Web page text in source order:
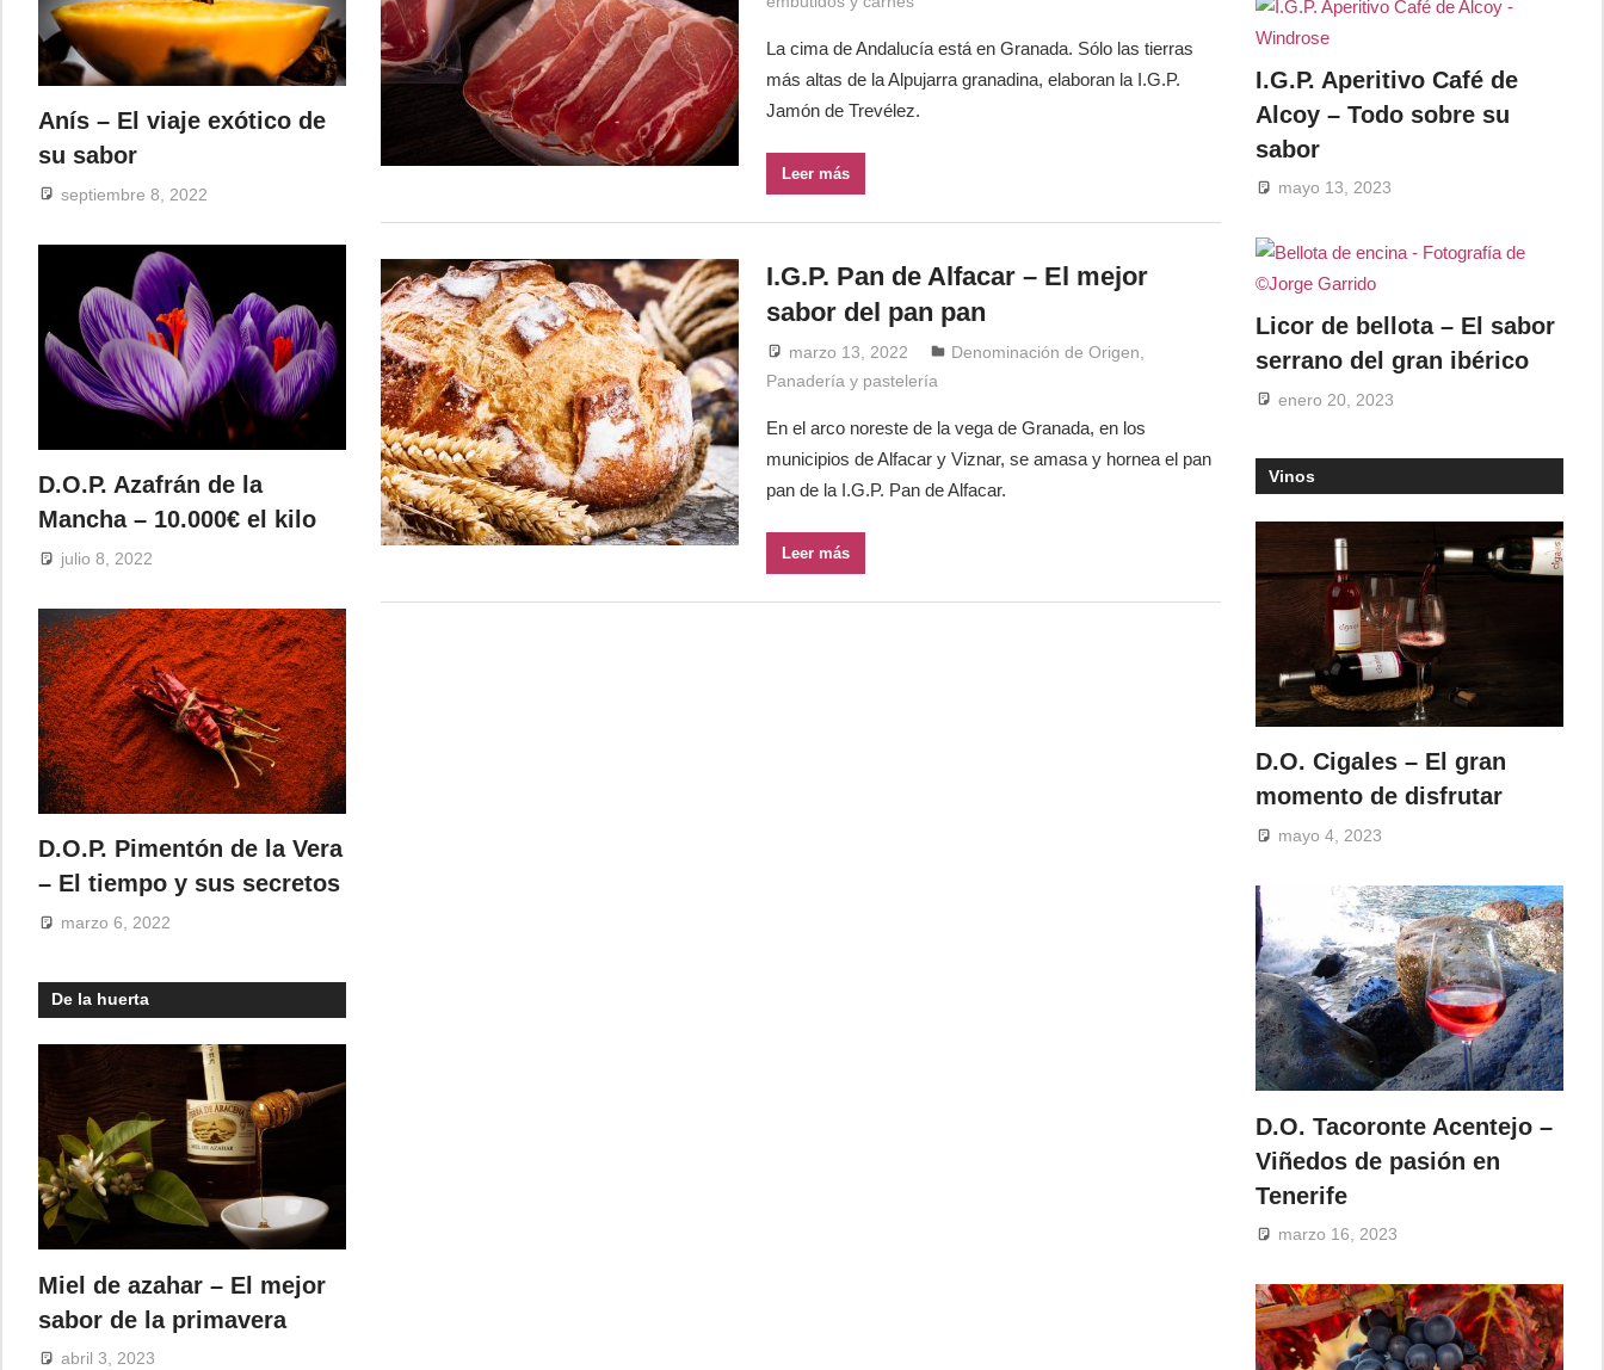
La cima de Andalucía está en Granada. Sólo las tierras
más altas de la Alpujarra granadina, elaboran la I.G.P.
Jamón de Trevélez.
Leer más
I.G.P. Pan de Alfacar – El mejor
sabor del pan pan
marzo 13, 2022 Windrose
Denominación de Origen
Panadería y pastelería
En el arco noreste de la vega de Granada, en los
municipios de Alfacar y Viznar, se amasa y hornea el pan
pan de la I.G.P. Pan de Alfacar.
Leer más
Anís – El viaje exótico de
su sabor
septiembre 8, 2022
D.O.P. Azafrán de la
Mancha – 10.000€ el kilo
julio 8, 2022
D.O.P. Pimentón de la Vera
– El tiempo y sus secretos
marzo 6, 2022
De la huerta
Miel de azahar – El mejor
sabor de la primavera
abril 3, 2023
I.G.P. Aperitivo Café de
Alcoy – Todo sobre su
sabor
mayo 13, 2023
Licor de bellota – El sabor
serrano del gran ibérico
enero 20, 2023
Vinos
D.O. Cigales – El gran
momento de disfrutar
mayo 4, 2023
D.O. Tacoronte Acentejo –
Viñedos de pasión en
Tenerife
marzo 16, 2023